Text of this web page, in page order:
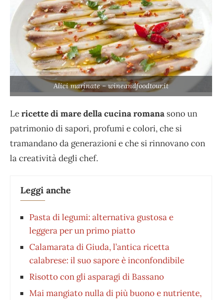
Alici marinate – wineandfoodtour.it
Lericette di mare della cucina romana sono un
patrimonio di sapori, profumi e colori, che si
tramandano da generazioni e che si rinnovano con
la creatività degli chef.
Leggi anche
Pasta di legumi: alternativa gustosa e
leggera per un primo piatto
Calamarata di Giuda, l’antica ricetta
calabrese: il suo sapore è inconfondibile
Risotto con gli asparagi di Bassano
Mai mangiato nulla di più buono e nutriente,